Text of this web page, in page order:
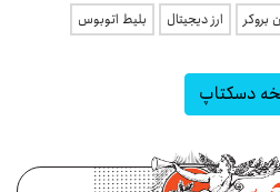
بروکر ارز دیجیتال بلیط اتوبوس
دسکتاپ